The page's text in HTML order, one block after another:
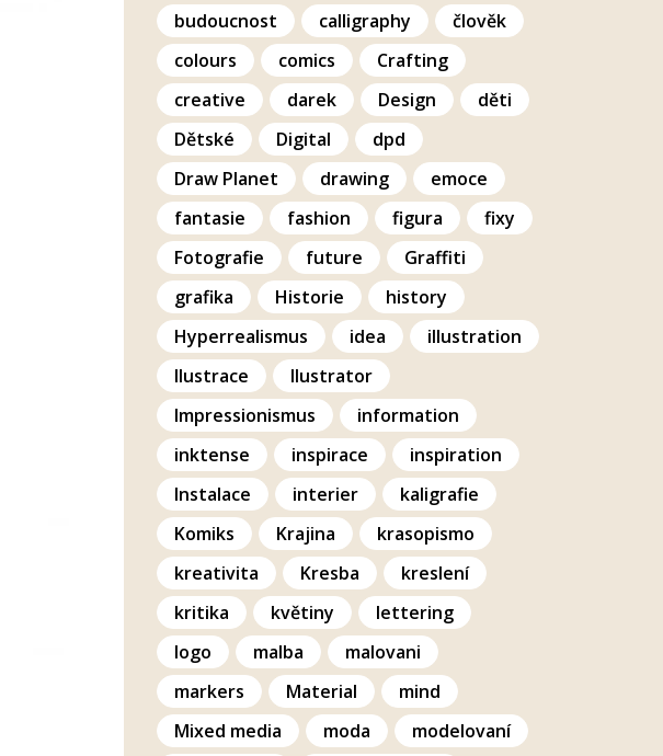
budoucnost
calligraphy
člověk
colours
comics
Crafting
creative
darek Design
děti
Dětské
Digital
dpd
Draw Planet
drawing
emoce
fantasie
fashion figura
fixy
Fotografie
future
Graffiti
grafika
Historie
history
Hyperrealismus
idea
illustration
Ilustrace
Ilustrator
Impressionismus
information
inktense
inspirace
inspiration
Instalace
interier
kaligrafie
Komiks
Krajina
krasopismo
kreativita
Kresba
kreslení
kritika
květiny
lettering
logo
malba
malovani
markers
Material
mind
Mixed media
moda
modelovaní